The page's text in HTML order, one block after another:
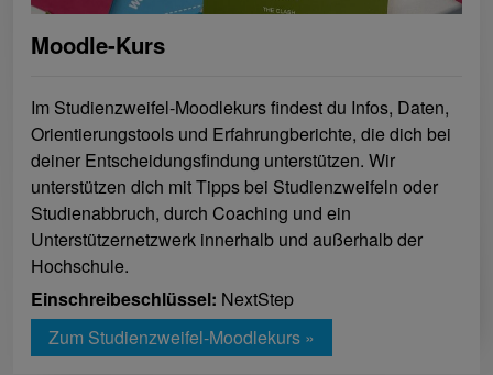
Moodle-Kurs
Im Studienzweifel-Moodlekurs findest du Infos, Daten,
Orientierungstools und Erfahrungberichte, die dich bei
deiner Entscheidungsfindung unterstützen. Wir
unterstützen dich mit Tipps bei Studienzweifeln oder
Studienabbruch, durch Coaching und ein
Unterstützernetzwerk innerhalb und außerhalb der
Hochschule.
Einschreibeschlüssel: NextStep
Zum Studienzweifel-Moodlekurs »